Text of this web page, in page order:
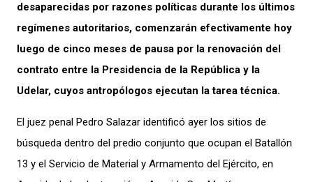
desaparecidas por razones políticas durante los últimos
regímenes autoritarios, comenzarán efectivamente hoy
luego de cinco meses de pausa por la renovación del
contrato entre la Presidencia de la República y la
Udelar, cuyos antropólogos ejecutan la tarea técnica.
El juez penal Pedro Salazar identificó ayer los sitios de
búsqueda dentro del predio conjunto que ocupan el Batallón
13 y el Servicio de Material y Armamento del Ejército, en